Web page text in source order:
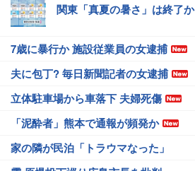
関東「真夏の暑さ」は終了か
7歳に暴行か 施設従業員の女逮捕
夫に包丁? 毎日新聞記者の女逮捕
立体駐車場から車落下 夫婦死傷
「泥酔者」熊本で通報が頻発か
家の隣が民泊「トラウマなった」